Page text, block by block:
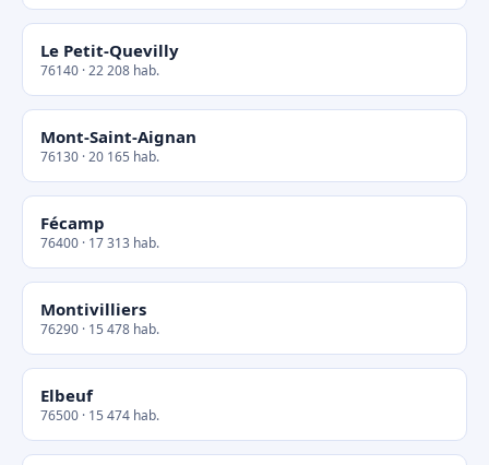
Le Petit-Quevilly
76140 · 22 208 hab.
Mont-Saint-Aignan
76130 · 20 165 hab.
Fécamp
76400 · 17 313 hab.
Montivilliers
76290 · 15 478 hab.
Elbeuf
76500 · 15 474 hab.